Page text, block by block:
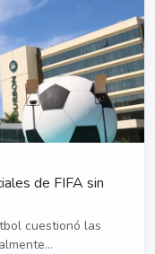
de FIFA sin
cuestionó las